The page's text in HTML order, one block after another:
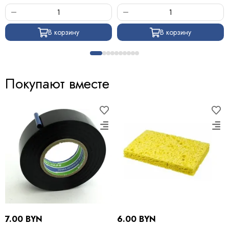
В корзину В корзину
Покупают вместе
7.00 BYN 6.00 BYN